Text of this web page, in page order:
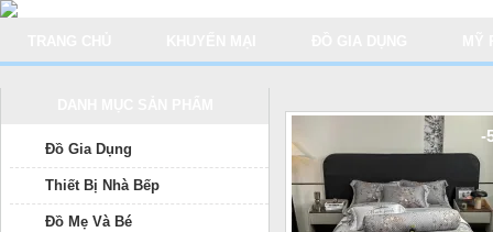
-
Đồ Gia Dụng
Thiết Bị Nhà Bếp
Đồ Mẹ Và Bé